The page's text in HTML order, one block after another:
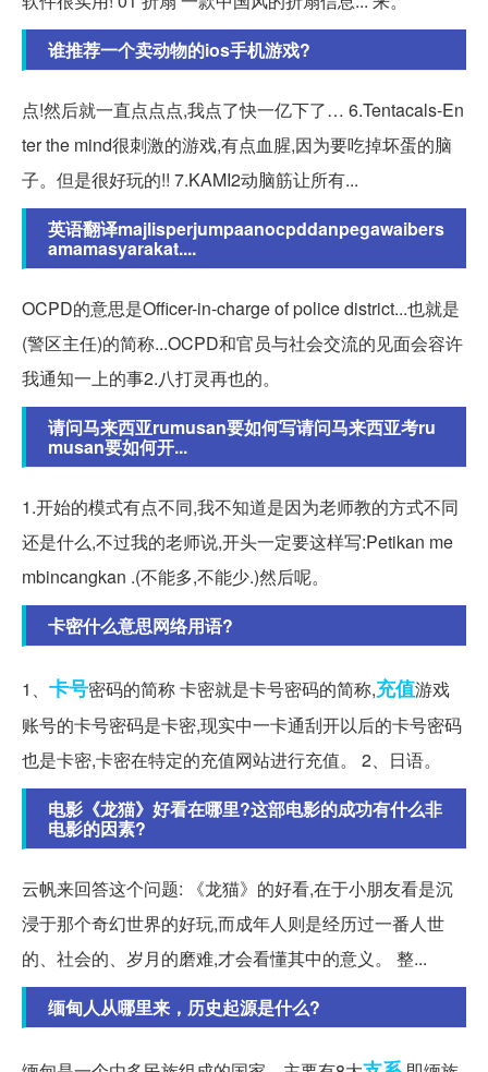
谁推荐一个卖动物的ios手机游戏?
点!然后就一直点点点,我点了快一亿下了… 6.Tentacals-En
ter the mind很刺激的游戏,有点血腥,因为要吃掉坏蛋的脑
子。但是很好玩的!! 7.KAMI2动脑筋让所有...
英语翻译majlisperjumpaanocpddanpegawaibers
amamasyarakat....
OCPD的意思是Officer-in-charge of police district...也就是
(警区主任)的简称...OCPD和官员与社会交流的见面会容许
我通知一上的事2.八打灵再也的。
请问马来西亚rumusan要如何写请问马来西亚考ru
musan要如何开...
1.开始的模式有点不同,我不知道是因为老师教的方式不同
还是什么,不过我的老师说,开头一定要这样写:Petikan me
mbincangkan .(不能多,不能少.)然后呢。
卡密什么意思网络用语?
1、 卡号密码的简称 卡密就是卡号密码的简称,充值游戏
账号的卡号密码是卡密,现实中一卡通刮开以后的卡号密码
也是卡密,卡密在特定的充值网站进行充值。 2、日语。
电影《龙猫》好看在哪里?这部电影的成功有什么非
电影的因素?
云帆来回答这个问题: 《龙猫》的好看,在于小朋友看是沉
浸于那个奇幻世界的好玩,而成年人则是经历过一番人世
的、社会的、岁月的磨难,才会看懂其中的意义。 整...
缅甸人从哪里来，历史起源是什么?